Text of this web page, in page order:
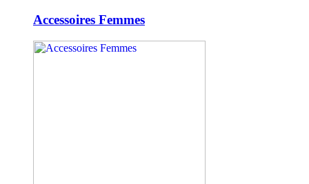
Accessoires Femmes